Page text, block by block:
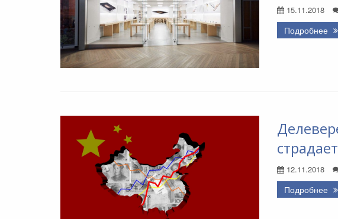
15.11.2018
Подробнее
12.11.2018
Подробнее